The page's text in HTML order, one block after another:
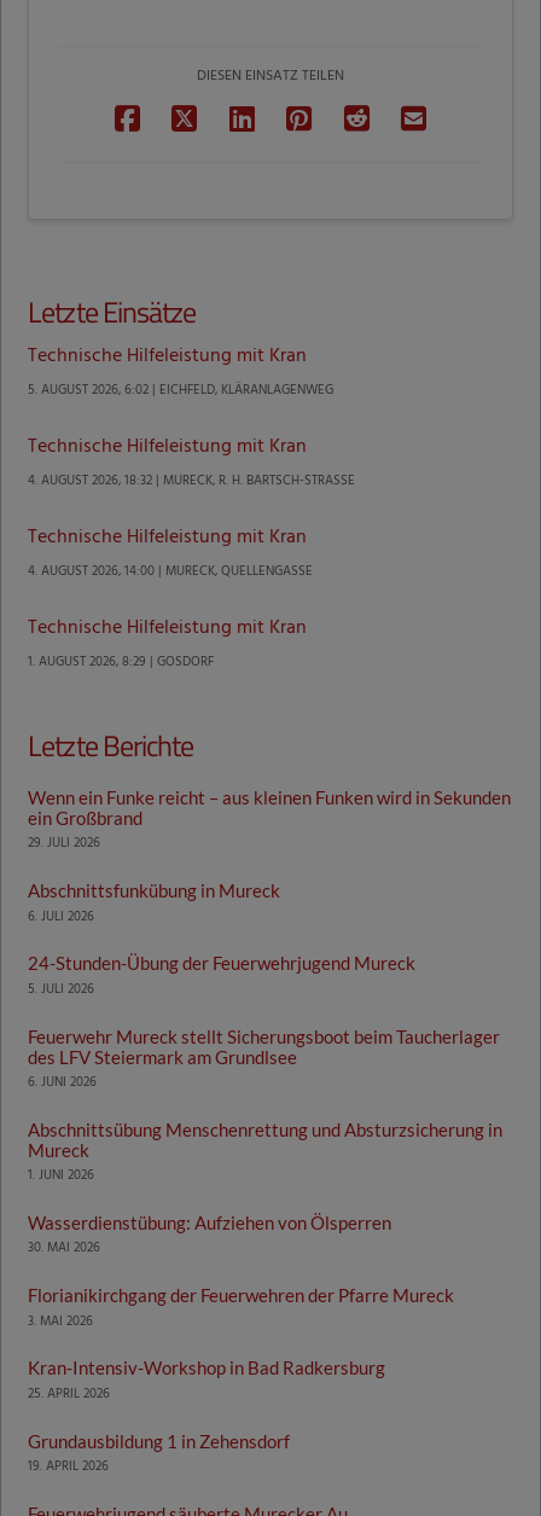
DIESEN EINSATZ TEILEN
Letzte Einsätze
Technische Hilfeleistung mit Kran
5. AUGUST 2026, 6:02 | EICHFELD, KLÄRANLAGENWEG
Technische Hilfeleistung mit Kran
4. AUGUST 2026, 18:32 | MURECK, R. H. BARTSCH-STRASSE
Technische Hilfeleistung mit Kran
4. AUGUST 2026, 14:00 | MURECK, QUELLENGASSE
Technische Hilfeleistung mit Kran
1. AUGUST 2026, 8:29 | GOSDORF
Letzte Berichte
Wenn ein Funke reicht – aus kleinen Funken wird in Sekunden
ein Großbrand
29. JULI 2026
Abschnittsfunkübung in Mureck
6. JULI 2026
24-Stunden-Übung der Feuerwehrjugend Mureck
5. JULI 2026
Feuerwehr Mureck stellt Sicherungsboot beim Taucherlager
des LFV Steiermark am Grundlsee
6. JUNI 2026
Abschnittsübung Menschenrettung und Absturzsicherung in
Mureck
1. JUNI 2026
Wasserdienstübung: Aufziehen von Ölsperren
30. MAI 2026
Florianikirchgang der Feuerwehren der Pfarre Mureck
3. MAI 2026
Kran-Intensiv-Workshop in Bad Radkersburg
25. APRIL 2026
Grundausbildung 1 in Zehensdorf
19. APRIL 2026